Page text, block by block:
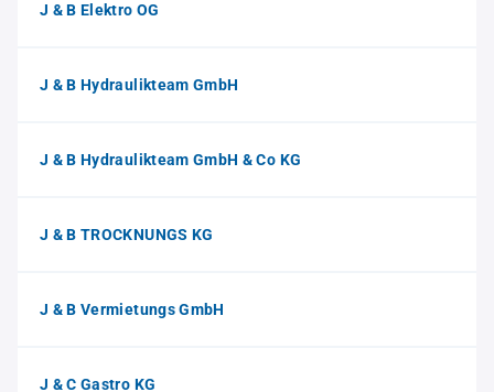
J & B Elektro OG
J & B Hydraulikteam GmbH
J & B Hydraulikteam GmbH & Co KG
J & B TROCKNUNGS KG
J & B Vermietungs GmbH
J & C Gastro KG